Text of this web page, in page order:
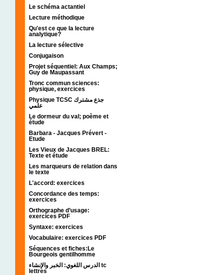
Le schéma actantiel
Lecture méthodique
Qu'est ce que la lecture
analytique?
La lecture sélective
Conjugaison
Projet séquentiel: Aux Champs;
Guy de Maupassant
Tronc commun sciences:
physique, exercices
Physique TCSC جذع مشترك
علمي
Le dormeur du val; poème et
étude
Barbara - Jacques Prévert -
Etude
Les Vieux de Jacques BREL:
Texte et étude
Les marqueurs de relation dans
le texte
L'accord: exercices
Concordance des temps:
exercices
Orthographe d’usage:
exercices PDF
Syntaxe: exercices
Vocabulaire: exercices PDF
Séquences et fiches:Le
Bourgeois gentilhomme
الدرس اللغوي: الخبر والإنشاء tc
lettres